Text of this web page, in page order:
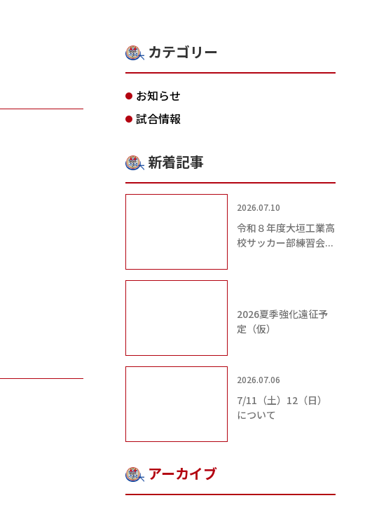
カテゴリー
お知らせ
試合情報
新着記事
2026.07.10
令和８年度大垣工業高
校サッカー部練習会...
2026夏季強化遠征予
定（仮）
2026.07.06
7/11（土）12（日）
について
アーカイブ